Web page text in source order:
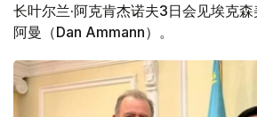
长叶尔兰·阿克肯杰诺夫3日会见埃克
阿曼（Dan Ammann）。